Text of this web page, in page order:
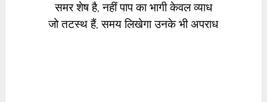
समर शेष है, नहीं पाप का भागी केवल व्याध
जो तटस्थ हैं, समय लिखेगा उनके भी अपराध